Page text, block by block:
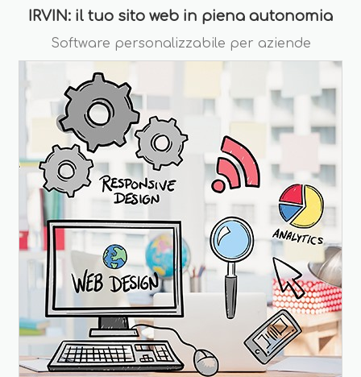
IRVIN: il tuo sito web in piena autonomia
Software personalizzabile per aziende